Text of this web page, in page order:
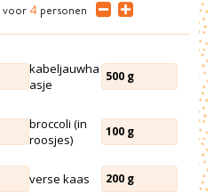
voor 4 personen
kabeljauwha
asje
500 g
broccoli (in
roosjes)
100 g
verse kaas 200 g